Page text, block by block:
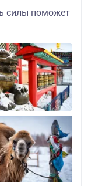
силы поможет